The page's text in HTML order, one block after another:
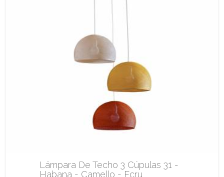
Lámpara De Techo 3 Cúpulas 31 -
Habana - Camello - Ecru